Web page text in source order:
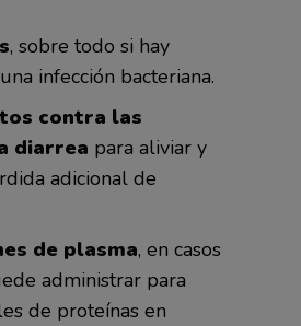
, sobre todo si hay
infección bacteriana.
contra las
diarrea para aliviar y
adicional de
de plasma, en casos
administrar para
de proteínas en